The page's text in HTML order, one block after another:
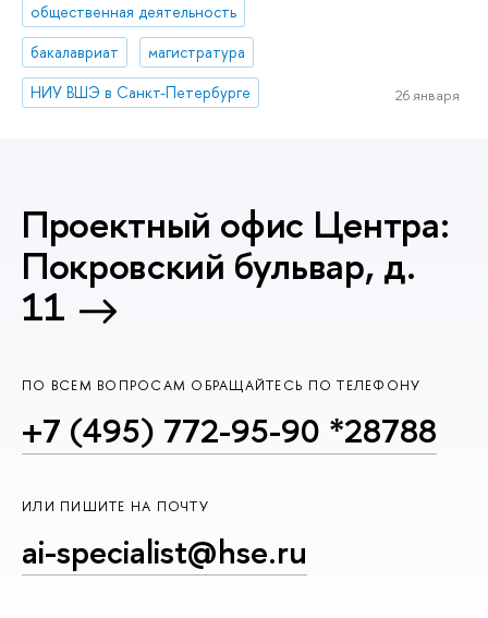
общественная деятельность
бакалавриат
магистратура
НИУ ВШЭ в Санкт-Петербурге
26 января
Проектный офис Центра:
Покровский бульвар, д.
11
ПО ВСЕМ ВОПРОСАМ ОБРАЩАЙТЕСЬ ПО ТЕЛЕФОНУ
+7 (495) 772-95-90 *28788
ИЛИ ПИШИТЕ НА ПОЧТУ
ai-specialist@hse.ru